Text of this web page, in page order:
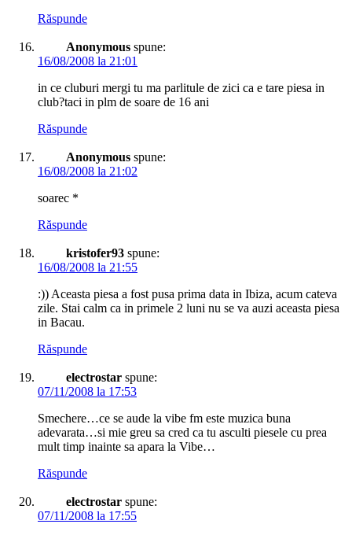
Răspunde
Anonymous spune:
16/08/2008 la 21:01
in ce cluburi mergi tu ma parlitule de zici ca e tare piesa in
club?taci in plm de soare de 16 ani
Răspunde
Anonymous spune:
16/08/2008 la 21:02
soarec *
Răspunde
kristofer93 spune:
16/08/2008 la 21:55
:)) Aceasta piesa a fost pusa prima data in Ibiza, acum cateva
zile. Stai calm ca in primele 2 luni nu se va auzi aceasta piesa
in Bacau.
Răspunde
electrostar spune:
07/11/2008 la 17:53
Smechere…ce se aude la vibe fm este muzica buna
adevarata…si mie greu sa cred ca tu asculti piesele cu prea
mult timp inainte sa apara la Vibe…
Răspunde
electrostar spune:
07/11/2008 la 17:55